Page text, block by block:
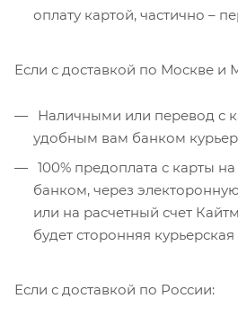
оплату картой, частично –
Если с доставкой по Москве и
Наличными или перевод с
удобным вам банком
100% предоплата с карты
банком, через
или на расчетный счет
будет сторонняя
Если с доставкой по России: